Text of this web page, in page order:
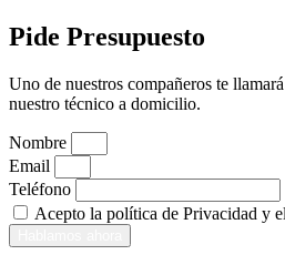
Pide Presupuesto
Uno de nuestros compañeros te
nuestro técnico a domicilio.
Nombre
Email
Teléfono
Acepto la política de Privacidad y